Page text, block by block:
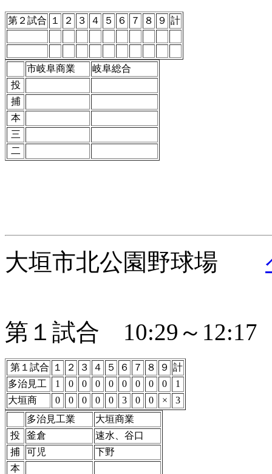
第２試合 １ ２ ３ ４ ５ ６ ７ ８ ９ 計
市岐阜商業
岐阜総合
投
捕
本
三
二
大垣市北公園野球場
第１試合 10:29～12:17
第１試合 １ ２ ３ ４ ５ ６ ７ ８ ９ 計
多治見工
1 0 0 0 0 0 0 0 0
1
大垣商
0 0 0 0 0 3 0 0 ×
3
多治見工業
大垣商業
投
釜倉
速水、谷口
捕
可児
下野
本